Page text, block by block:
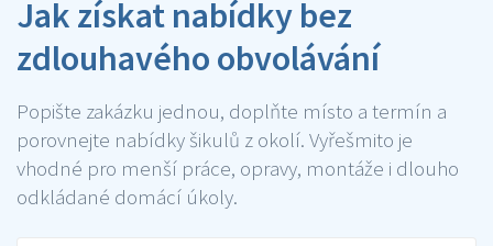
Jak získat nabídky bez
zdlouhavého obvolávání
Popište zakázku jednou, doplňte místo a termín a
porovnejte nabídky šikulů z okolí. Vyřešmito je
vhodné pro menší práce, opravy, montáže i dlouho
odkládané domácí úkoly.